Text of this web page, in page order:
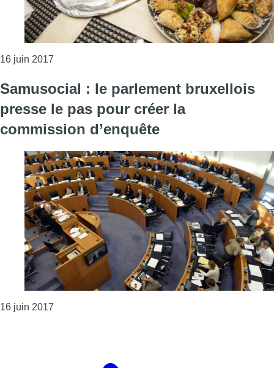
16 juin 2017
Samusocial : le parlement bruxellois
presse le pas pour créer la
commission d’enquête
16 juin 2017